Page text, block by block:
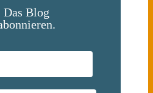
Das Blog